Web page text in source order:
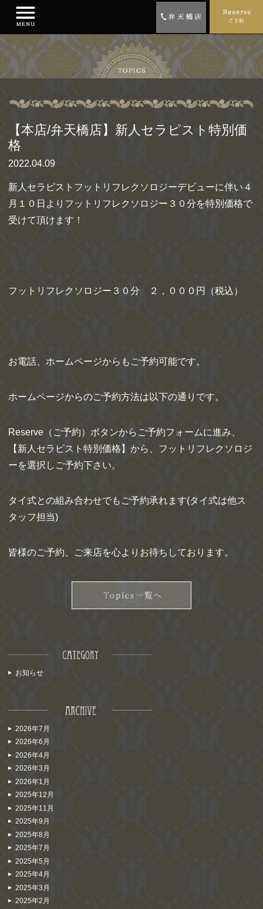
【本店/弁天橋店】新人セラピスト特別価
格
2022.04.09
新人セラピストフットリフレクソロジーデビューに伴い４
月１０日よりフットリフレクソロジー３０分を特別価格で
受けて頂けます！
フットリフレクソロジー３０分 ２，０００円（税込）
お電話、ホームページからもご予約可能です。
ホームページからのご予約方法は以下の通りです。
Reserve（ご予約）ボタンからご予約フォームに進み、
【新人セラピスト特別価格】から、フットリフレクソロジ
ーを選択しご予約下さい。
タイ式との組み合わせでもご予約承れます(タイ式は他ス
タッフ担当)
皆様のご予約、ご来店を心よりお待ちしております。
お知らせ
2026年7月
2026年6月
2026年4月
2026年3月
2026年1月
2025年12月
2025年11月
2025年9月
2025年8月
2025年7月
2025年5月
2025年4月
2025年3月
2025年2月